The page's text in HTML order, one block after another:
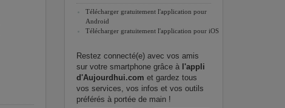
Télécharger gratuitement l'application pour
Android
Télécharger gratuitement l'application pour iOS
Restez connecté(e) avec vos amis
sur votre smartphone grâce à l'appli
d'Aujourdhui.com et gardez tous
vos services, vos infos et vos outils
préférés à portée de main !